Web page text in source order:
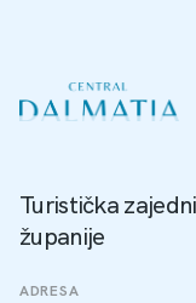
Turistička
županije
ADRESA